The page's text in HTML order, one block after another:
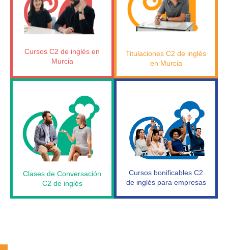
Cursos C2 de inglés en
Murcia
Titulaciones C2 de inglés
en Murcia
Clases de Conversación
C2 de inglés
Cursos bonificables C2
de inglés para empresas